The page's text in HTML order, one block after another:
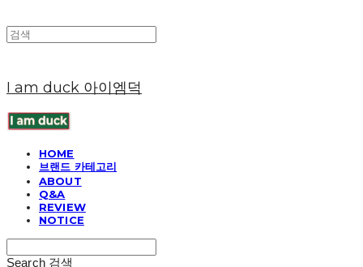
I am duck 아이엠덕
HOME
브랜드 카테고리
ABOUT
Q&A
REVIEW
NOTICE
Search 검색